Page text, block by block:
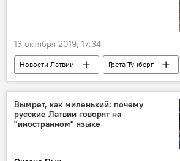
13 октября 2019, 17:34
Новости Латвии
Грета Тунберг
Латвия
Вымрет, как миленький: почему
русские Латвии говорят на
"иностранном" языке